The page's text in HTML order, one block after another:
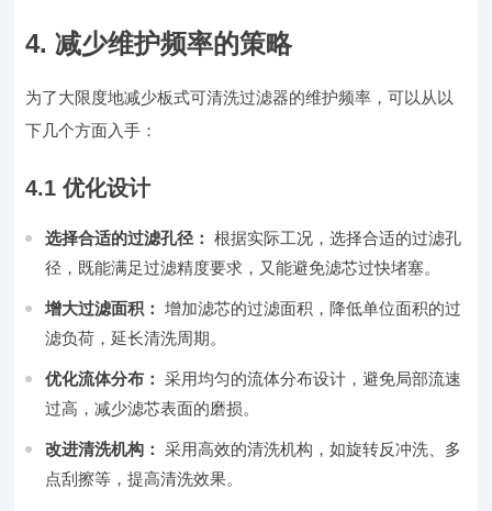
4. 减少维护频率的策略
为了大限度地减少板式可清洗过滤器的维护频率，可以从以
下几个方面入手：
4.1 优化设计
选择合适的过滤孔径： 根据实际工况，选择合适的过滤孔
径，既能满足过滤精度要求，又能避免滤芯过快堵塞。
增大过滤面积： 增加滤芯的过滤面积，降低单位面积的过
滤负荷，延长清洗周期。
优化流体分布： 采用均匀的流体分布设计，避免局部流速
过高，减少滤芯表面的磨损。
改进清洗机构： 采用高效的清洗机构，如旋转反冲洗、多
点刮擦等，提高清洗效果。